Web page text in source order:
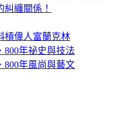
纏關係！
槓偉人富蘭克林
年祕史與技法
年風尚與藝文